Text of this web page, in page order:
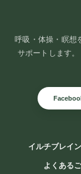
呼吸・体操・瞑想
サポートします
イルチブレイ
よくある
続きを読む
スタジオアクセ